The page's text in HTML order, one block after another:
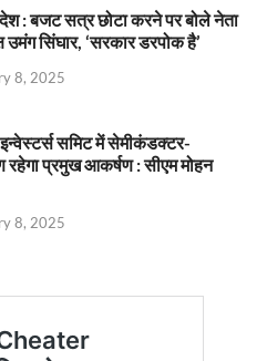
: बजट सत्र छोटा करने पर बोले नेता
उमंग सिंघार, ‘सरकार डरपोक है’
8, 2025
समिट में सेमीकंडक्टर-
रहेगा प्रमुख आकर्षण : सीएम मोहन
8, 2025